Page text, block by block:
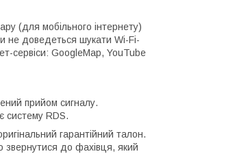
(для мобільного інтернету)
не доведеться шукати Wi-Fi-
сервіси: GoogleMap, YouTube
прийом сигналу.
систему RDS.
гарантійний талон.
звернутися до фахівця, який